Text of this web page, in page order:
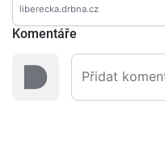
Komentáře